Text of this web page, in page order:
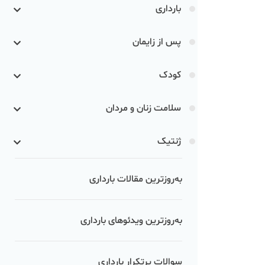
بارداری
پس از زایمان
کودک
سلامت زنان و مردان
ژنتیک
به‌روزترین مقالات بارداری
به‌روزترین ویدئوهای بارداری
سوالات پرتکرار بارداری